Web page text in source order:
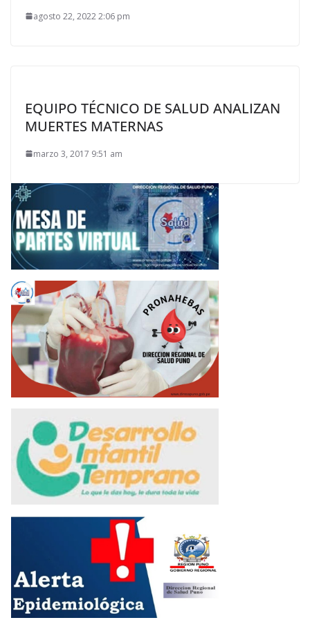
agosto 22, 2022 2:06 pm
EQUIPO TÉCNICO DE SALUD ANALIZAN
MUERTES MATERNAS
marzo 3, 2017 9:51 am